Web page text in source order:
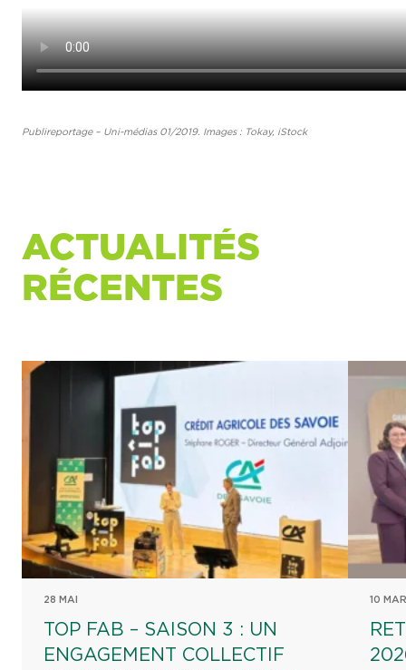
Publireportage – Uni-médias 01/2019. Images : Tokay, iStock
ACTUALITÉS
RÉCENTES
28 MAI
TOP FAB – SAISON 3 : UN
ENGAGEMENT COLLECTIF
10